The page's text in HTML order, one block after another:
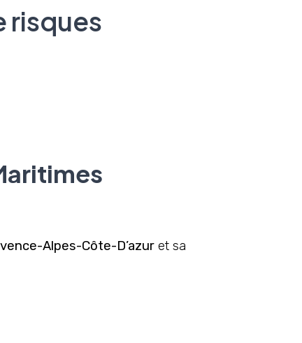
risques
Alpes-Côte-D’azuret sa